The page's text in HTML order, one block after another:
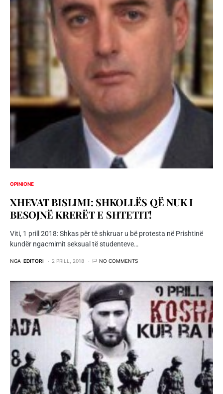
OPINIONE
XHEVAT BISLIMI: SHKOLLËS QË NUK I
BESOJNË KRERËT E SHTETIT!
Viti, 1 prill 2018: Shkas për të shkruar u bë protesta në Prishtinë
kundër ngacmimit seksual të studenteve…
NGA EDITORI 2 PRILL, 2018 NO COMMENTS